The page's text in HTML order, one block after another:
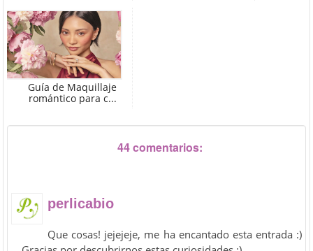
Guía de Maquillaje
romántico para c...
44 comentarios:
perlicabio
Que cosas! jejejeje, me ha encantado esta entrada :)